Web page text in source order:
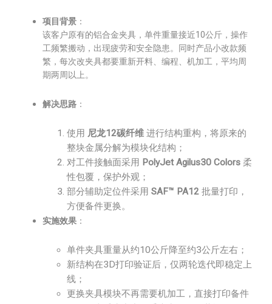
项目背景 ：
该客户原有的铝合金夹具，单件重量接近10公斤，操作
工频繁搬动，出现疲劳和安全隐患。同时产品小改款频
繁，每次改夹具都要重新开料、编程、机加工，平均周
期两周以上。
解决思路 ：
使用 尼龙12碳纤维 进行结构重构，将原来的
整块金属分解为模块化结构；
对工件接触面采用 PolyJet Agilus30 Colors 柔
性包覆，保护外观；
部分辅助定位件采用 SAF™ PA12 批量打印，
方便备件更换。
实施效果 ：
单件夹具重量从约10公斤降至约3公斤左右；
新结构在3D打印验证后，仅两轮迭代即稳定上
线；
更换夹具模块不再需要机加工，直接打印备件